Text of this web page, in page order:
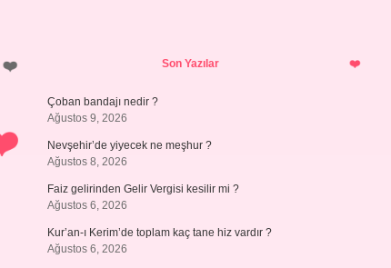
SidebarSon Yazılar
Çoban bandajı nedir ?
Ağustos 9, 2026
Nevşehir’de yiyecek ne meşhur ?
Ağustos 8, 2026
Faiz gelirinden Gelir Vergisi kesilir mi ?
Ağustos 6, 2026
Kur’an-ı Kerim’de toplam kaç tane hiz vardır ?
Ağustos 6, 2026